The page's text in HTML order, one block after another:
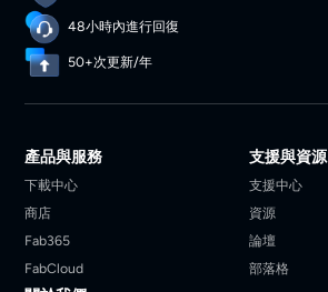
48小時內進行回復
50+次更新/年
產品與服務
下載中心
商店
Fab365
FabCloud
支援與資源
支援中心
資源
論壇
部落格